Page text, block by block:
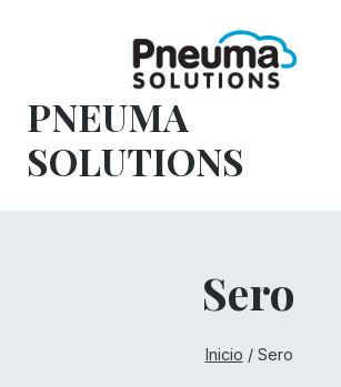
PNEUMA
SOLUTIONS
Sero
Inicio / Sero